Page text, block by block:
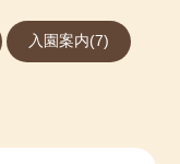
入園案内(7)